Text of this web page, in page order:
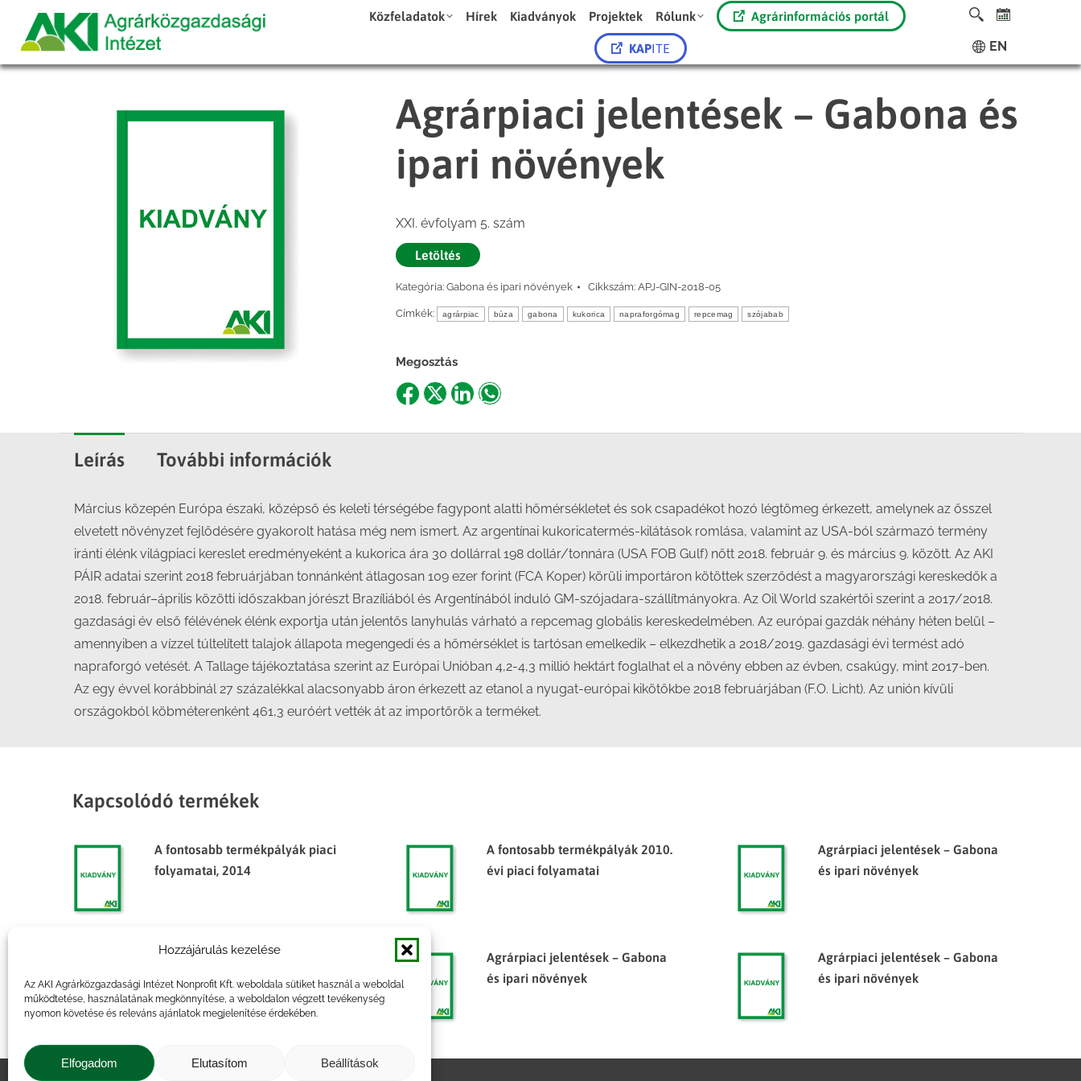
Hozzájárulás kezelése
Az AKI Agrárközgazdasági Intézet Nonprofit Kft. weboldala sütiket használ a weboldal
működtetése, használatának megkönnyítése, a weboldalon végzett tevékenység
nyomon követése és releváns ajánlatok megjelenítése érdekében.
Elfogadom Elutasítom Beállítások
Közfeladatok Hírek Kiadványok Projektek Rólunk Agrárinformációs portál
KAPITE EN
Agrárpiaci jelentések – Gabona és
ipari növények
XXI. évfolyam 5. szám
Letöltés
Kategória: Gabona és ipari növények Cikkszám: APJ-GIN-2018-05
Címkék: agrárpiac búza gabona kukorica napraforgómag repcemag szójabab
Megosztás
ShareShareShareShare
Leírás További információk
Március közepén Európa északi, középső és keleti térségébe fagypont alatti hőmérsékletet és sok csapadékot hozó légtömeg érkezett, amelynek az ősszel
elvetett növényzet fejlődésére gyakorolt hatása még nem ismert. Az argentínai kukoricatermés-kilátások romlása, valamint az USA-ból származó termény
iránti élénk világpiaci kereslet eredményeként a kukorica ára 30 dollárral 198 dollár/tonnára (USA FOB Gulf) nőtt 2018. február 9. és március 9. között. Az AKI
PÁIR adatai szerint 2018 februárjában tonnánként átlagosan 109 ezer forint (FCA Koper) körüli importáron kötöttek szerződést a magyarországi kereskedők a
2018. február–április közötti időszakban jórészt Brazíliából és Argentínából induló GM-szójadara-szállítmányokra. Az Oil World szakértői szerint a 2017/2018.
gazdasági év első félévének élénk exportja után jelentős lanyhulás várható a repcemag globális kereskedelmében. Az európai gazdák néhány héten belül –
amennyiben a vízzel túltelített talajok állapota megengedi és a hőmérséklet is tartósan emelkedik – elkezdhetik a 2018/2019. gazdasági évi termést adó
napraforgó vetését. A Tallage tájékoztatása szerint az Európai Unióban 4,2-4,3 millió hektárt foglalhat el a növény ebben az évben, csakúgy, mint 2017-ben.
Az egy évvel korábbinál 27 százalékkal alacsonyabb áron érkezett az etanol a nyugat-európai kikötőkbe 2018 februárjában (F.O. Licht). Az unión kívüli
országokból köbméterenként 461,3 euróért vették át az importőrök a terméket.
Kapcsolódó termékek
A fontosabb termékpályák piaci
folyamatai, 2014
A fontosabb termékpályák 2010.
évi piaci folyamatai
Agrárpiaci jelentések – Gabona
és ipari növények
Agrárpiaci jelentések – Gabona
és ipari növények
Agrárpiaci jelentések – Gabona
és ipari növények
Agrárpiaci jelentések – Gabona
és ipari növények